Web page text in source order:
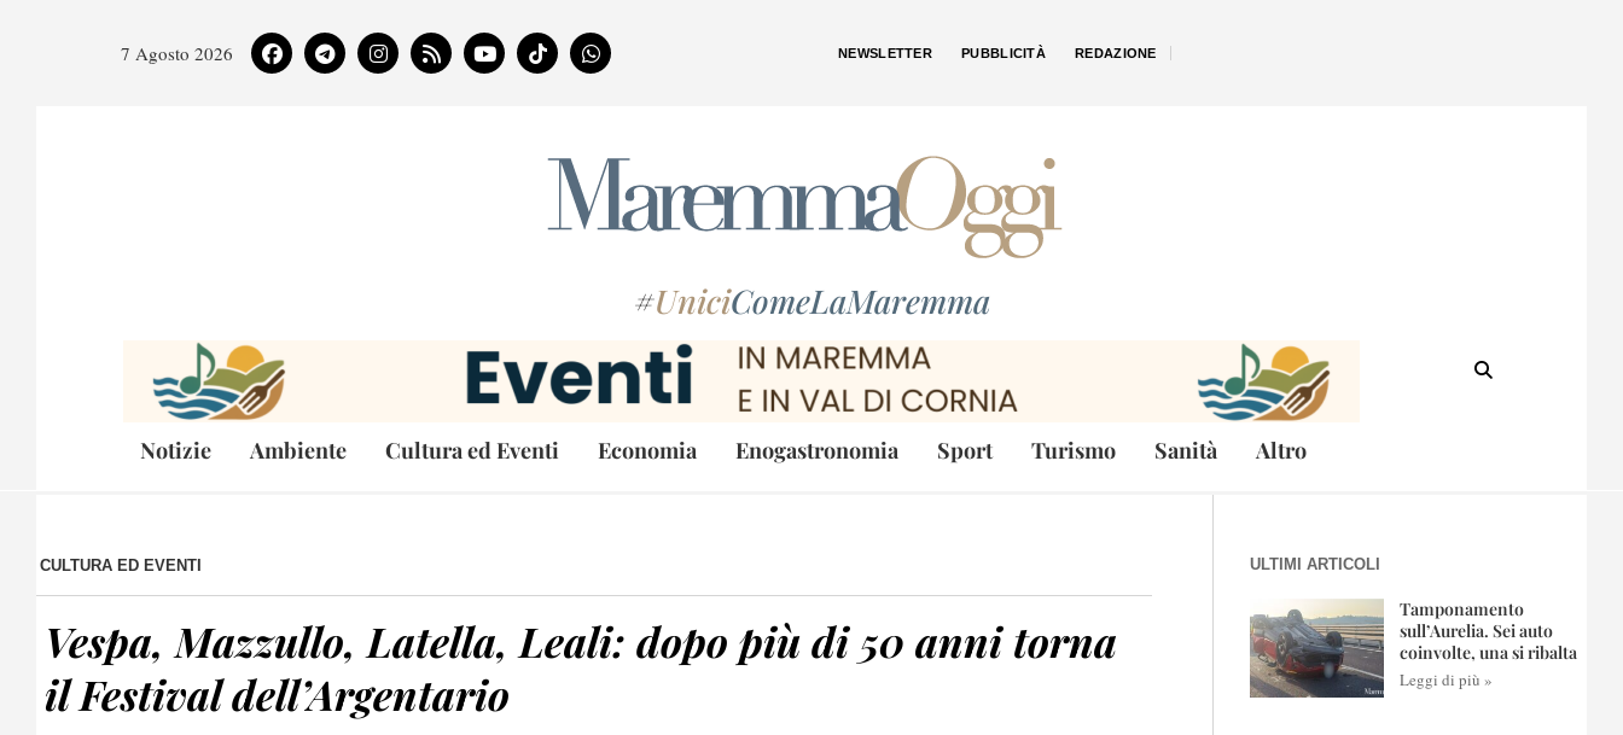
7 Agosto 2026 NEWSLETTER PUBBLICITÀ REDAZIONE
#UniciComeLaMaremma
Notizie Ambiente Cultura ed Eventi Economia Enogastronomia Sport Turismo Sanità Altro
CULTURA ED EVENTI
Vespa, Mazzullo, Latella, Leali: dopo più di 50 anni torna
il Festival dell’Argentario
ULTIMI ARTICOLI
Tamponamento
sull’Aurelia. Sei auto
coinvolte, una si ribalta
Leggi di più »